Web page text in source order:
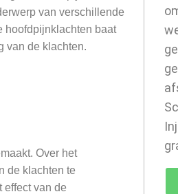
van verschillende
hoofdpijnklachten baat
van de klachten.
Over het
de klachten te
effect van de